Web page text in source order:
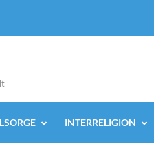
INTERRELIGION